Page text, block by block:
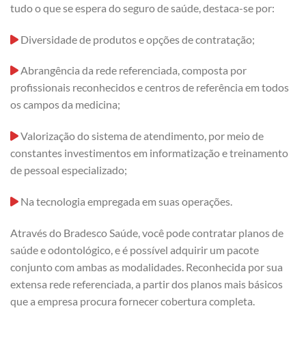
tudo o que se espera do seguro de saúde, destaca-se por:
Diversidade de produtos e opções de contratação;
Abrangência da rede referenciada, composta por
profissionais reconhecidos e centros de referência em todos
os campos da medicina;
Valorização do sistema de atendimento, por meio de
constantes investimentos em informatização e treinamento
de pessoal especializado;
Na tecnologia empregada em suas operações.
Através do Bradesco Saúde, você pode contratar planos de
saúde e odontológico, e é possível adquirir um pacote
conjunto com ambas as modalidades. Reconhecida por sua
extensa rede referenciada, a partir dos planos mais básicos
que a empresa procura fornecer cobertura completa.